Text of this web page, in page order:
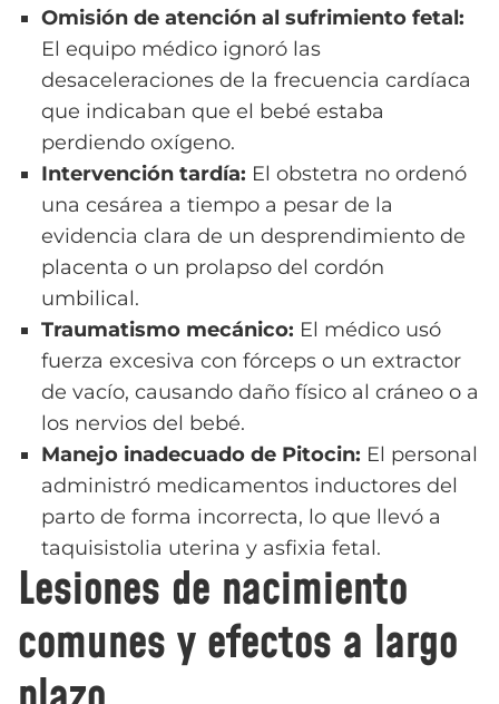
Omisión de atención al sufrimiento fetal:
El equipo médico ignoró las
desaceleraciones de la frecuencia cardíaca
que indicaban que el bebé estaba
perdiendo oxígeno.
Intervención tardía: El obstetra no ordenó
una cesárea a tiempo a pesar de la
evidencia clara de un desprendimiento de
placenta o un prolapso del cordón
umbilical.
Traumatismo mecánico: El médico usó
fuerza excesiva con fórceps o un extractor
de vacío, causando daño físico al cráneo o a
los nervios del bebé.
Manejo inadecuado de Pitocin: El personal
administró medicamentos inductores del
parto de forma incorrecta, lo que llevó a
taquisistolia uterina y asfixia fetal.
Lesiones de nacimiento
comunes y efectos a largo